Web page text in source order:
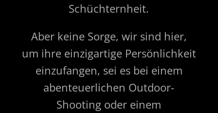
Schüchternheit.
Aber keine Sorge, wir sind hier,
um ihre einzigartige Persönlichkeit
einzufangen, sei es bei einem
abenteuerlichen Outdoor-
Shooting oder einem